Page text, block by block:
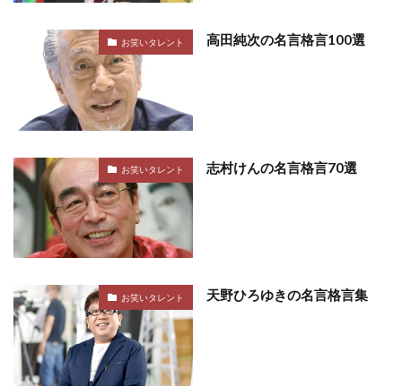
お笑いタレント 高田純次の名言格言100選
お笑いタレント 志村けんの名言格言70選
お笑いタレント 天野ひろゆきの名言格言集